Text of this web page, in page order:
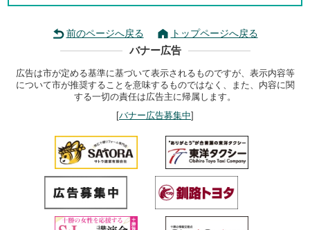
前のページへ戻る トップページへ戻る
バナー広告
広告は市が定める基準に基づいて表示されるものですが、表示内容等
について市が推奨することを意味するものではなく、また、内容に関
する一切の責任は広告主に帰属します。
[バナー広告募集中]